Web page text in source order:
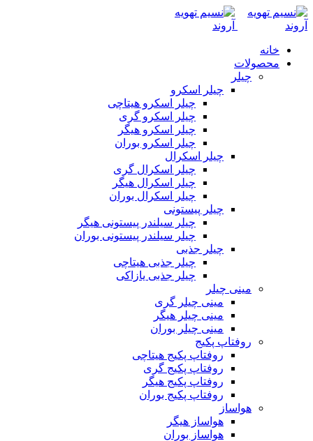
خانه
محصولات
چیلر
چیلر اسکرو
چیلر اسکرو هیتاچی
چیلر اسکرو گری
چیلر اسکرو هیگر
چیلر اسکرو بوران
چیلر اسکرال
چیلر اسکرال گری
چیلر اسکرال هیگر
چیلر اسکرال بوران
چیلر پیستونی
چیلر سیلندر پیستونی هیگر
چیلر سیلندر پیستونی بوران
چیلر جذبی
چیلر جذبی هیتاچی
چیلر جذبی یازاکی
مینی چیلر
مینی چیلر گری
مینی چیلر هیگر
مینی چیلر بوران
روفتاپ پکیج
روفتاپ پکیج هیتاچی
روفتاپ پکیج گری
روفتاپ پکیج هیگر
روفتاپ پکیج بوران
هواساز
هواساز هیگر
هواساز بوران